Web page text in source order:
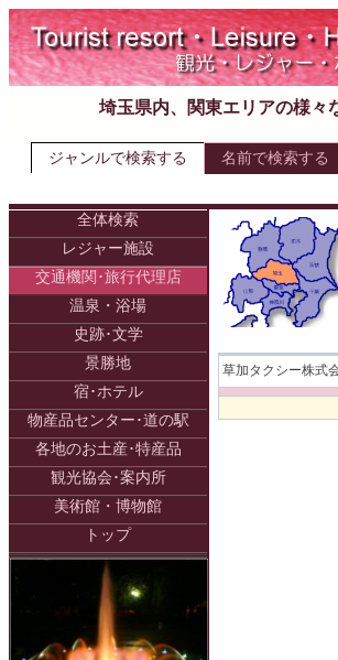
埼玉県内、関東エリアの様々
ジャンルで検索する 名前で検索する
全体検索
レジャー施設
交通機関･旅行代理店
温泉・浴場
史跡･文学
景勝地
宿･ホテル
物産品センター･道の駅
各地のお土産･特産品
観光協会･案内所
美術館・博物館
トップ
草加タクシー株式
.